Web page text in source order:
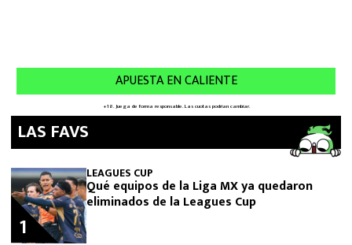
LAS FAVS
LEAGUES CUP
Qué equipos de la Liga MX ya quedaron
eliminados de la Leagues Cup
1